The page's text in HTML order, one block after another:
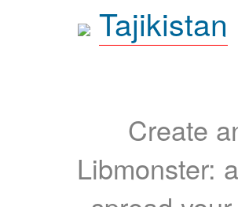
Tajikistan
Create
Libmonster: